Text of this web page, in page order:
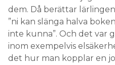
dem. Då berättar
”ni kan slänga halva
inte kunna”. Och det var
inom exempelvis
det hur man kopplar en